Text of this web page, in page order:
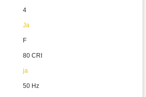
4
Ja
F
80 CRI
ja
50 Hz